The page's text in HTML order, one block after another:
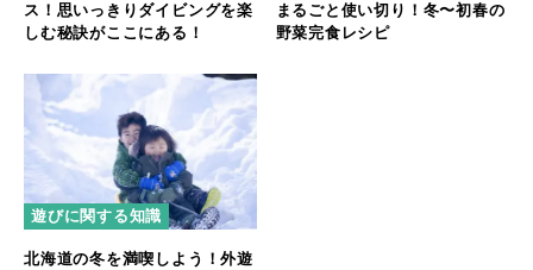
ス！思いっきりダイビングを楽
しむ秘訣がここにある！
まるごと使い切り！冬〜初春の
野菜完食レシピ
遊びに関する知識
北海道の冬を満喫しよう！外遊